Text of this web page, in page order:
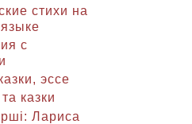
стихи на
с
эссе
казки
Лариса